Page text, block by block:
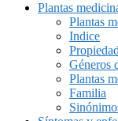
Plantas
Plantas
Indice
Géneros
Plantas
Familia